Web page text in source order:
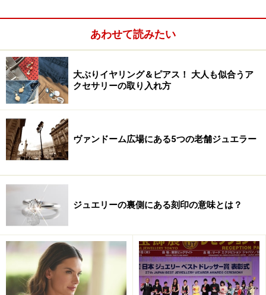
あわせて読みたい
大ぶりイヤリング＆ピアス！ 大人も似合うア
クセサリーの取り入れ方
ヴァンドーム広場にある5つの老舗ジュエラー
ジュエリーの裏側にある刻印の意味とは？